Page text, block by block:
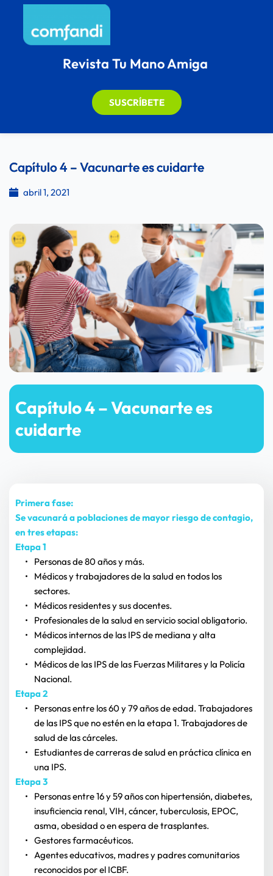
Revista Tu Mano Amiga
SUSCRÍBETE
Capítulo 4 – Vacunarte es cuidarte
abril 1, 2021
Capítulo 4 – Vacunarte es
cuidarte
Primera fase:
Se vacunará a poblaciones de mayor riesgo de contagio,
en tres etapas:
Etapa 1
Personas de 80 años y más.
Médicos y trabajadores de la salud en todos los
sectores.
Médicos residentes y sus docentes.
Profesionales de la salud en servicio social obligatorio.
Médicos internos de las IPS de mediana y alta
complejidad.
Médicos de las IPS de las Fuerzas Militares y la Policía
Nacional.
Etapa 2
Personas entre los 60 y 79 años de edad. Trabajadores
de las IPS que no estén en la etapa 1. Trabajadores de
salud de las cárceles.
Estudiantes de carreras de salud en práctica clínica en
una IPS.
Etapa 3
Personas entre 16 y 59 años con hipertensión, diabetes,
insuficiencia renal, VIH, cáncer, tuberculosis, EPOC,
asma, obesidad o en espera de trasplantes.
Gestores farmacéuticos.
Agentes educativos, madres y padres comunitarios
reconocidos por el ICBF.